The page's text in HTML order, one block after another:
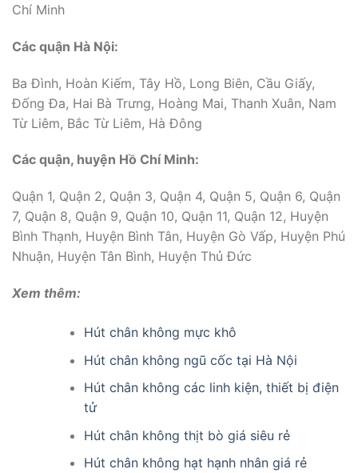
Chí Minh
Các quận Hà Nội:
Ba Đình, Hoàn Kiếm, Tây Hồ, Long Biên, Cầu Giấy,
Đống Đa, Hai Bà Trưng, Hoàng Mai, Thanh Xuân, Nam
Từ Liêm, Bắc Từ Liêm, Hà Đông
Các quận, huyện Hồ Chí Minh:
Quận 1, Quận 2, Quận 3, Quận 4, Quận 5, Quận 6, Quận
7, Quận 8, Quận 9, Quận 10, Quận 11, Quận 12, Huyện
Bình Thạnh, Huyện Bình Tân, Huyện Gò Vấp, Huyện Phú
Nhuận, Huyện Tân Bình, Huyện Thủ Đức
Xem thêm:
Hút chân không mực khô
Hút chân không ngũ cốc tại Hà Nội
Hút chân không các linh kiện, thiết bị điện
tử
Hút chân không thịt bò giá siêu rẻ
Hút chân không hạt hạnh nhân giá rẻ